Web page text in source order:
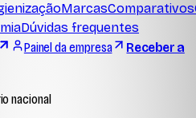
MarcasComparativos
Dúvidas frequentes
Painel da empresa
Receber a
nacional